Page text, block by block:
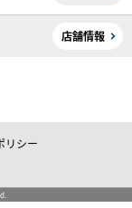
店舗情報
リシー